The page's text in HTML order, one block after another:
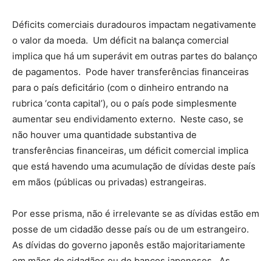
Déficits comerciais duradouros impactam negativamente
o valor da moeda. Um déficit na balança comercial
implica que há um superávit em outras partes do balanço
de pagamentos. Pode haver transferências financeiras
para o país deficitário (com o dinheiro entrando na
rubrica ‘conta capital’), ou o país pode simplesmente
aumentar seu endividamento externo. Neste caso, se
não houver uma quantidade substantiva de
transferências financeiras, um déficit comercial implica
que está havendo uma acumulação de dívidas deste país
em mãos (públicas ou privadas) estrangeiras.
Por esse prisma, não é irrelevante se as dívidas estão em
posse de um cidadão desse país ou de um estrangeiro.
As dívidas do governo japonês estão majoritariamente